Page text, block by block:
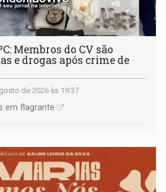
Membros do CV são
e drogas após crime de
de 2026 às 19:37
em flagrante